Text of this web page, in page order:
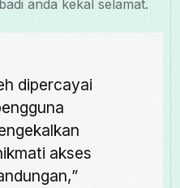
anda kekal selamat.
dipercayai
akses